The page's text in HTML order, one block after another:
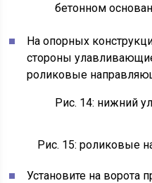
бетонном
На опорных
стороны
роликовые
Рис. 14: нижний
Рис. 15: роликовые
Установите на ворота